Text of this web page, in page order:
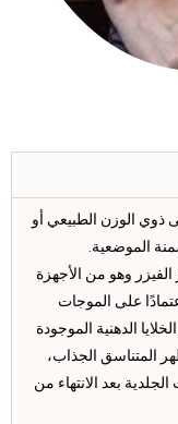
ذوي الوزن الطبيعي أو
الموضعية.
وهو من الأجهزة
على الموجات
الدهنية الموجودة
المتناسق الجذاب،
بعد الانتهاء من